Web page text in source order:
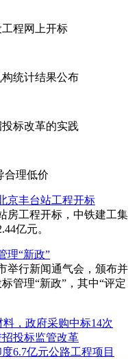
程网上开标
统计结果公布
标改革的实践
合理低价
京丰台站工程开标
房工程开标，中铁建工集
亿元。
理“新政”
举行新闻通气会，颁布并
管理“新政”，其中“评定
料，政府采购中标14次
投标监管改革
6.7亿元公路工程项目